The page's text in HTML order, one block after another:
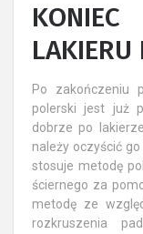
LAKIERU
Po zakończeniu
polerski jest już
dobrze po
należy oczyścić
stosuje metodę
ściernego za
metodę ze
rozkruszenia